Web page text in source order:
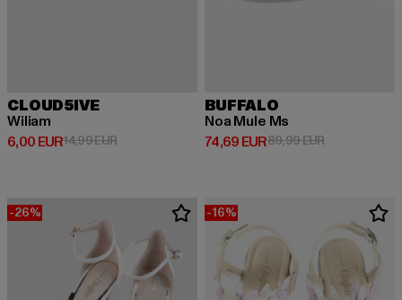
CLOUD5IVE
Wiliam
6,00 EUR
Derzeitiger Preis: 6,00 EUR
14,99 EURAktionspreis: 14,99 EUR
BUFFALO
Noa Mule Ms
74,69 EUR
Derzeitiger Preis: 74,69 EUR
89,99 EURAktionspreis:
-26% -16%